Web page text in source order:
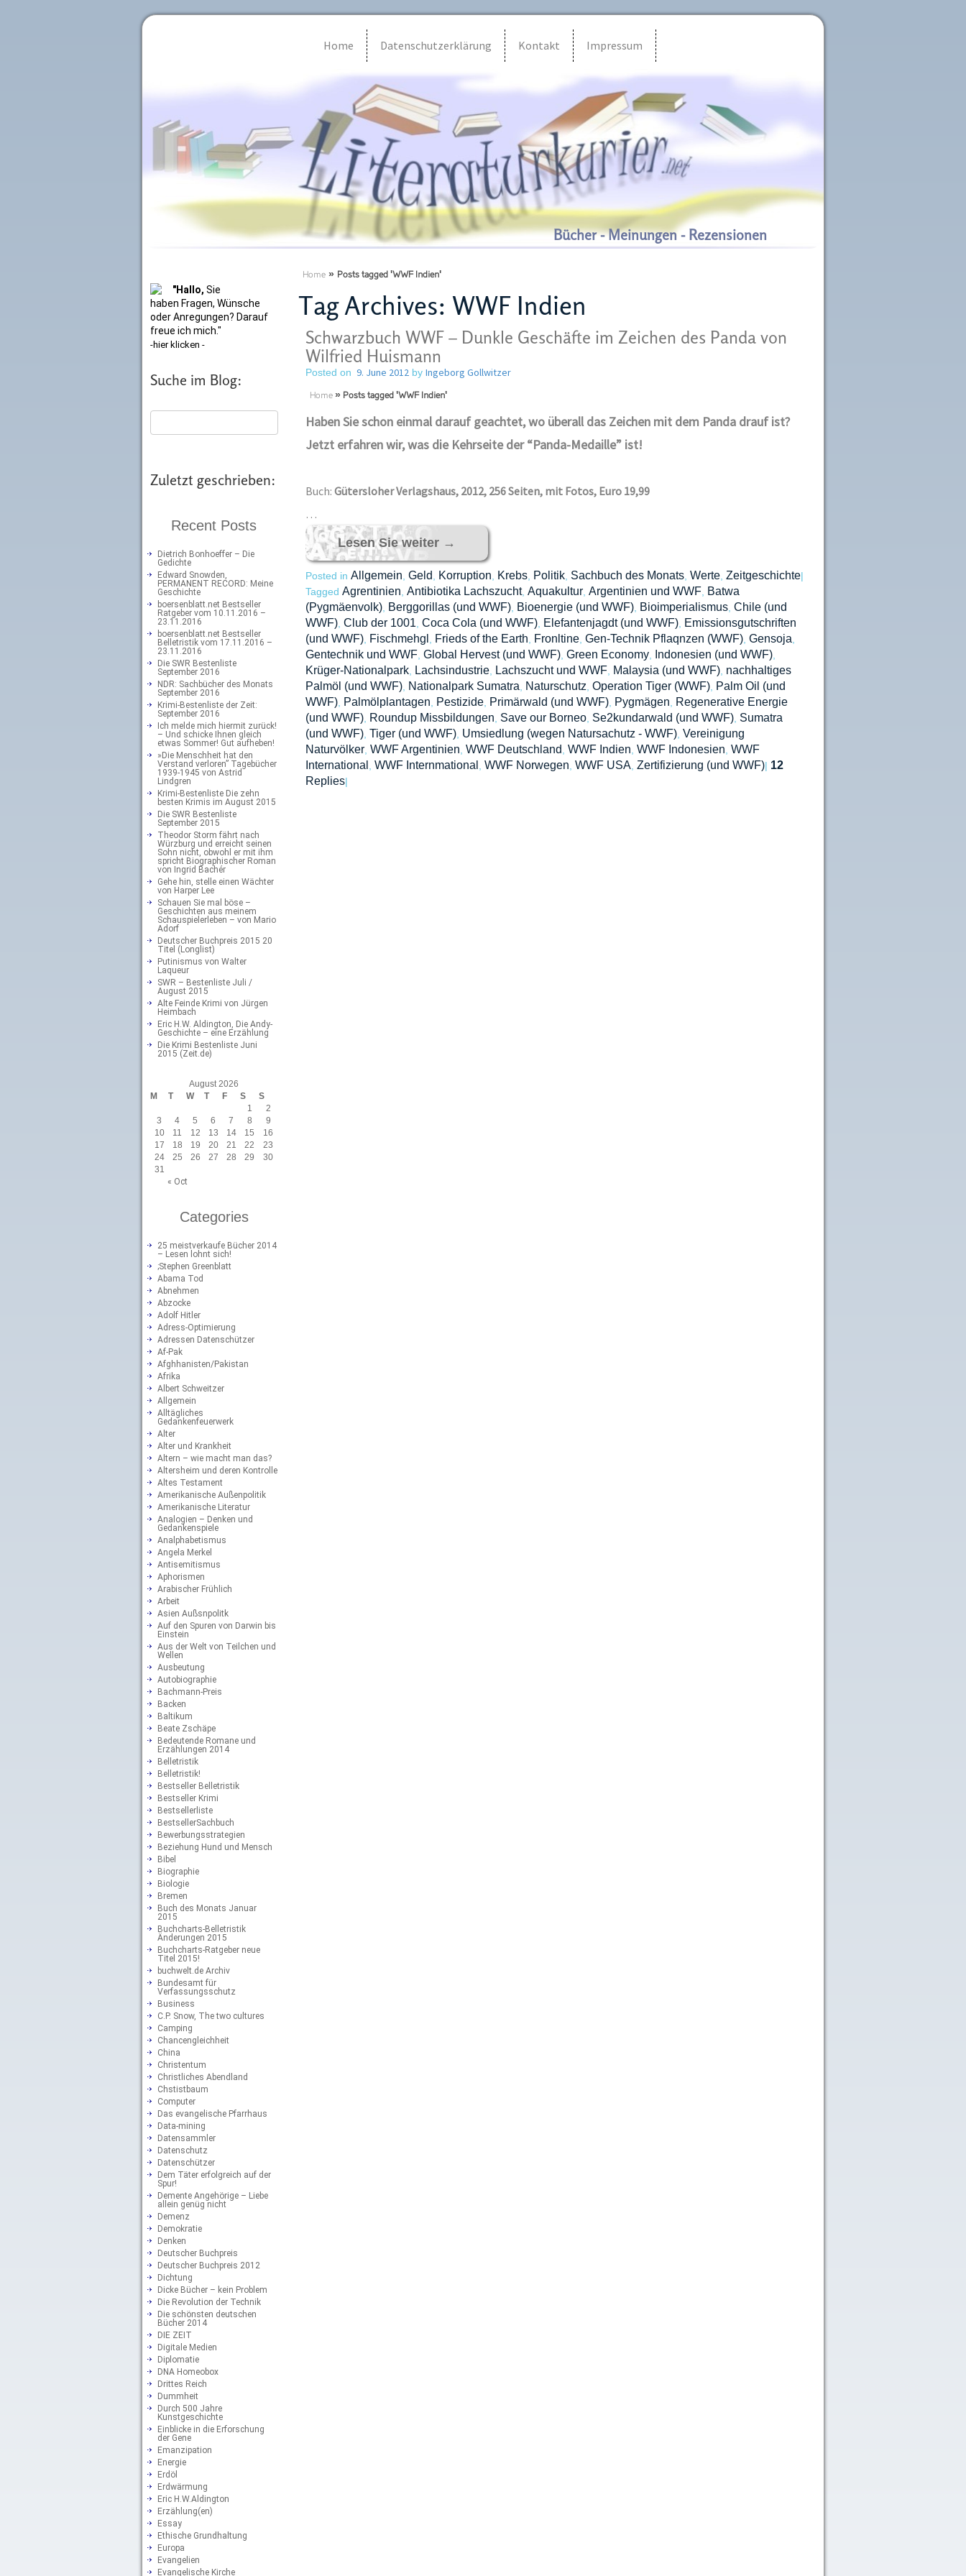
Home Datenschutzerklärung Kontakt Impressum
Bücher - Meinungen - Rezensionen
"Hallo, Sie
haben Fragen, Wünsche
oder Anregungen? Darauf
freue ich mich."
-hier klicken -
Suche im Blog:
Zuletzt geschrieben:
Recent Posts
Dietrich Bonhoeffer – Die
Gedichte
Edward Snowden,
PERMANENT RECORD: Meine
Geschichte
boersenblatt.net Bestseller
Ratgeber vom 10.11.2016 –
23.11.2016
boersenblatt.net Bestseller
Belletristik vom 17.11.2016 –
23.11.2016
Die SWR Bestenliste
September 2016
NDR: Sachbücher des Monats
September 2016
Krimi-Bestenliste der Zeit:
September 2016
Ich melde mich hiermit zurück!
– Und schicke Ihnen gleich
etwas Sommer! Gut aufheben!
»Die Menschheit hat den
Verstand verloren” Tagebücher
1939-1945 von Astrid
Lindgren
Krimi-Bestenliste Die zehn
besten Krimis im August 2015
Die SWR Bestenliste
September 2015
Theodor Storm fährt nach
Würzburg und erreicht seinen
Sohn nicht, obwohl er mit ihm
spricht Biographischer Roman
von Ingrid Bachér
Gehe hin, stelle einen Wächter
von Harper Lee
Schauen Sie mal böse –
Geschichten aus meinem
Schauspielerleben – von Mario
Adorf
Deutscher Buchpreis 2015 20
Titel (Longlist)
Putinismus von Walter
Laqueur
SWR – Bestenliste Juli /
August 2015
Alte Feinde Krimi von Jürgen
Heimbach
Eric H.W. Aldington, Die Andy-
Geschichte – eine Erzählung
Die Krimi Bestenliste Juni
2015 (Zeit.de)
August 2026
M
T W T F S S
« Oct
1
2
3
4 5 6 7 8
9
10
11 12 13 14 15
16
17
18 19 20 21 22
23
24
25 26 27 28 29
30
31
Categories
25 meistverkaufe Bücher 2014
– Lesen lohnt sich!
;Stephen Greenblatt
Abama Tod
Abnehmen
Abzocke
Adolf Hitler
Adress-Optimierung
Adressen Datenschützer
Af-Pak
Afghhanisten/Pakistan
Afrika
Albert Schweitzer
Allgemein
Alltägliches
Gedankenfeuerwerk
Alter
Alter und Krankheit
Altern – wie macht man das?
Altersheim und deren Kontrolle
Altes Testament
Amerikanische Außenpolitik
Amerikanische Literatur
Analogien – Denken und
Gedankenspiele
Analphabetismus
Angela Merkel
Antisemitismus
Aphorismen
Arabischer Frühlich
Arbeit
Asien Außsnpolitk
Auf den Spuren von Darwin bis
Einstein
Aus der Welt von Teilchen und
Wellen
Ausbeutung
Autobiographie
Bachmann-Preis
Backen
Baltikum
Beate Zschäpe
Bedeutende Romane und
Erzählungen 2014
Belletristik
Belletristik!
Bestseller Belletristik
Bestseller Krimi
Bestsellerliste
BestsellerSachbuch
Bewerbungsstrategien
Beziehung Hund und Mensch
Bibel
Biographie
Biologie
Bremen
Buch des Monats Januar
2015
Buchcharts-Belletristik
Änderungen 2015
Buchcharts-Ratgeber neue
Titel 2015!
buchwelt.de Archiv
Bundesamt für
Verfassungsschutz
Business
C.P. Snow, The two cultures
Camping
Chancengleichheit
China
Christentum
Christliches Abendland
Chstistbaum
Computer
Das evangelische Pfarrhaus
Data-mining
Datensammler
Datenschutz
Datenschützer
Dem Täter erfolgreich auf der
Spur!
Demente Angehörige – Liebe
allein genüg nicht
Demenz
Demokratie
Denken
Deutscher Buchpreis
Deutscher Buchpreis 2012
Dichtung
Dicke Bücher – kein Problem
Die Revolution der Technik
Die schönsten deutschen
Bücher 2014
DIE ZEIT
Digitale Medien
Diplomatie
DNA Homeobox
Drittes Reich
Dummheit
Durch 500 Jahre
Kunstgeschichte
Einblicke in die Erforschung
der Gene
Emanzipation
Energie
Erdöl
Erdwärmung
Eric H.W.Aldington
Erzählung(en)
Essay
Ethische Grundhaltung
Europa
Evangelien
Evangelische Kirche
Home » Posts tagged 'WWF Indien'
Tag Archives: WWF Indien
Schwarzbuch WWF – Dunkle Geschäfte im Zeichen des Panda von
Wilfried Huismann
Posted on 9. June 2012 by Ingeborg Gollwitzer
Home » Posts tagged 'WWF Indien'
Haben Sie schon einmal darauf geachtet, wo überall das Zeichen mit dem Panda drauf ist?
Jetzt erfahren wir, was die Kehrseite der “Panda-Medaille” ist!
Buch: Gütersloher Verlagshaus, 2012, 256 Seiten, mit Fotos, Euro 19,99
…
Lesen Sie weiter →
Posted in Allgemein Geld Korruption Krebs, Politik, Sachbuch des Monats, Werte, Zeitgeschichte|
Tagged Agrentinien Antibiotika Lachszucht, Aquakultur, Argentinien und WWF
Batwa
(Pygmäenvolk), Berggorillas (und WWF), Bioenergie (und WWF), Bioimperialismus, Chile (und
WWF), Club der 1001 Coca Cola (und WWF), Elefantenjagdt (und WWF),
Emissionsgutschriften
(und WWF), Fischmehgl Frieds of the Earth Fronltine, Gen-Technik Pflaqnzen (WWF), Gensoja
Gentechnik und WWF Global Hervest (und WWF), Green Economy, Indonesien (und WWF),
Krüger-Nationalpark, Lachsindustrie, Lachszucht und WWF Malaysia (und WWF), nachhaltiges
Palmöl (und WWF), Nationalpark Sumatra Naturschutz Operation Tiger (WWF),
Palm Oil (und
WWF), Palmölplantagen Pestizide, Primärwald (und WWF), Pygmägen
Regenerative Energie
(und WWF), Roundup Missbildungen Save our Borneo, Se2kundarwald (und WWF), Sumatra
(und WWF), Tiger (und WWF), Umsiedlung (wegen Natursachutz - WWF), Vereinigung
Naturvölker, WWF Argentinien WWF Deutschland WWF Indien WWF Indonesien WWF
International
WWF Internmational WWF Norwegen WWF USA, Zertifizierung (und WWF)| 12
Replies|